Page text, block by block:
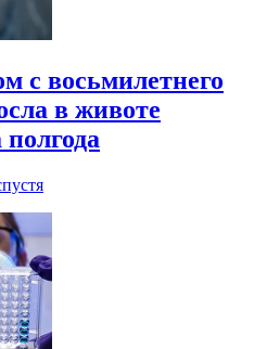
с восьмилетнего
в животе